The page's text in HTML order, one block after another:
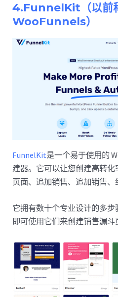
4.FunnelKit（以前
WooFunnels）
FunnelKit是一个易于使用的
建器。它可以让您创建高转
页面、追加销售、追加销售、
它拥有数十个专业设计的多
即可使用它们来创建销售漏斗